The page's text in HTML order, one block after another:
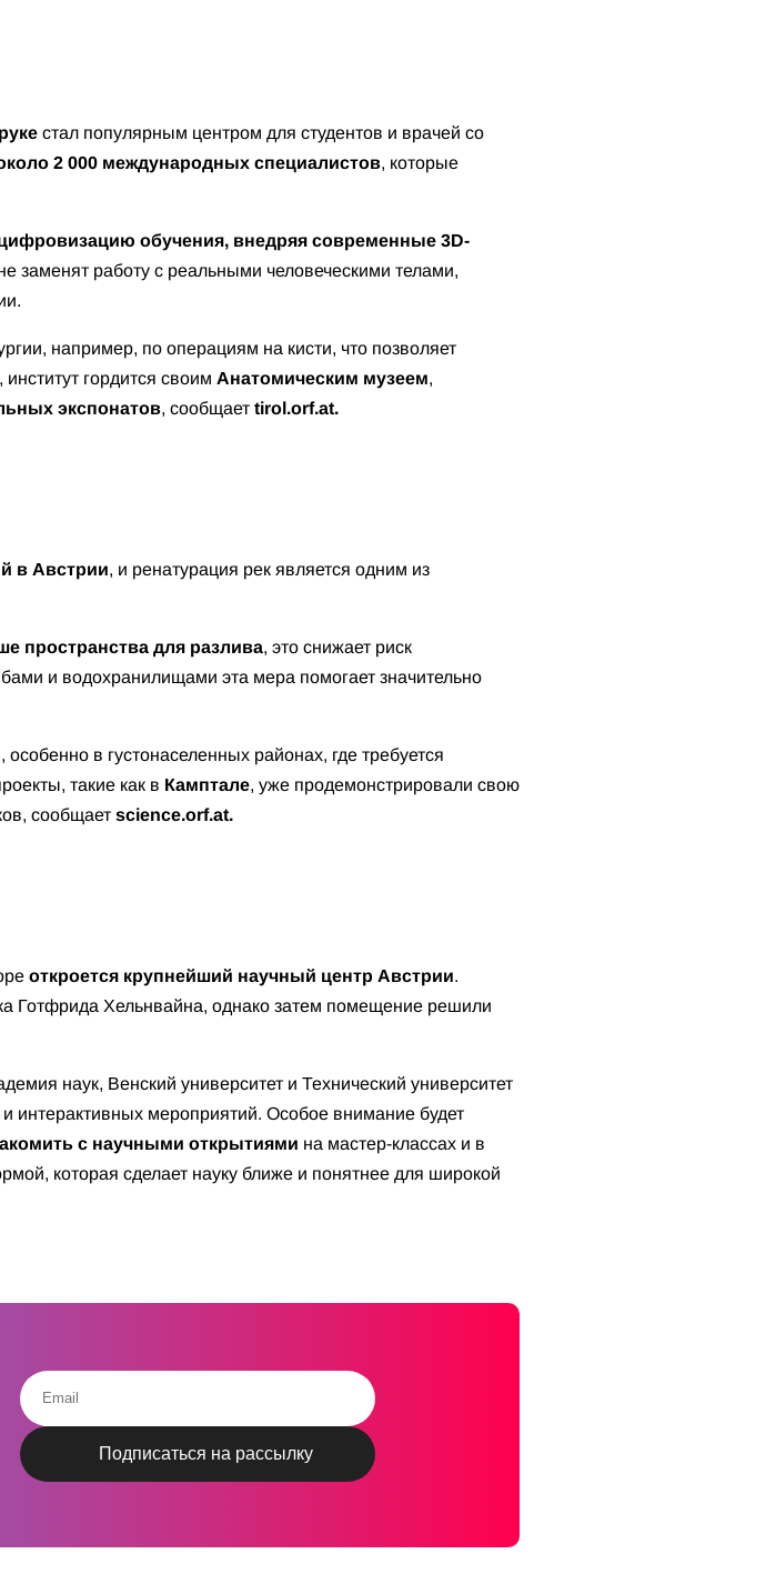
стал популярным центром для студентов и врачей со
2 000 международных специалистов, которые
обучения, внедряя современные 3D-
заменят работу с реальными человеческими телами,
например, по операциям на кисти, что позволяет
гордится своим Анатомическим музеем,
экспонатов, сообщает tirol.orf.at.
в Австрии, и ренатурация рек является одним из
пространства для разлива, это снижает риск
и водохранилищами эта мера помогает значительно
в густонаселенных районах, где требуется
такие как в Камптале, уже продемонстрировали свою
сообщает science.orf.at.
откроется крупнейший научный центр Австрии.
Готфрида Хельнвайна, однако затем помещение решили
наук, Венский университет и Технический университет
интерактивных мероприятий. Особое внимание будет
с научными открытиями на мастер-классах и в
которая сделает науку ближе и понятнее для широкой